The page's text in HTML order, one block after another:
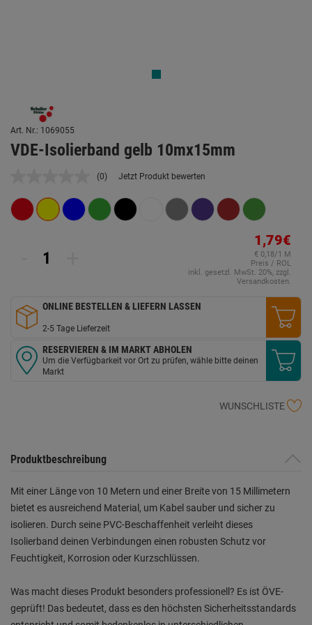
Art. Nr.: 1069055
VDE-Isolierband gelb 10mx15mm
Kein
Link
auf
(0) Jetzt Produkt bewerten
1,79€
€ 0,18/1 M
Preis / ROL
inkl. gesetzl. MwSt. 20%, zzgl.
Versandkosten.
ONLINE BESTELLEN & LIEFERN LASSEN
2-5 Tage Lieferzeit
RESERVIEREN & IM MARKT ABHOLEN
Um die Verfügbarkeit vor Ort zu prüfen, wähle bitte deinen
Markt
WUNSCHLISTE
Produktbeschreibung
Mit einer Länge von 10 Metern und einer Breite von 15 Millimetern
bietet es ausreichend Material, um Kabel sauber und sicher zu
isolieren. Durch seine PVC-Beschaffenheit verleiht dieses
Isolierband deinen Verbindungen einen robusten Schutz vor
Feuchtigkeit, Korrosion oder Kurzschlüssen.
Was macht dieses Produkt besonders professionell? Es ist ÖVE-
geprüft! Das bedeutet, dass es den höchsten Sicherheitsstandards